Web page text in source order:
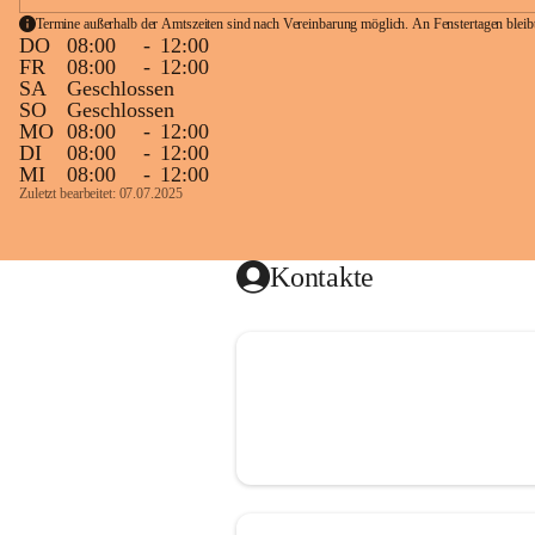
Termine außerhalb der Amtszeiten sind nach Vereinbarung möglich. An Fenstertagen
DO 08:00 - 12:00
FR
08:00 - 12:00
SA
Geschlossen
SO
Geschlossen
MO 08:00 - 12:00
DI
08:00 - 12:00
MI
08:00 - 12:00
Zuletzt bearbeitet: 07.07.2025
Kontakte